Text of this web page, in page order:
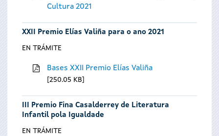
Cultura 2021
XXII Premio Elías Valiña para o ano 2021
EN TRÁMITE
Bases XXII Premio Elías Valiña
250.05 KB
III Premio Fina Casalderrey de Literatura
Infantil pola Igualdade
EN TRÁMITE